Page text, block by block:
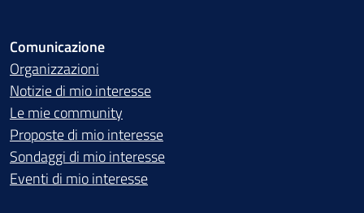
Comunicazione
Organizzazioni
Notizie di mio interesse
Le mie community
Proposte di mio interesse
Sondaggi di mio interesse
Eventi di mio interesse